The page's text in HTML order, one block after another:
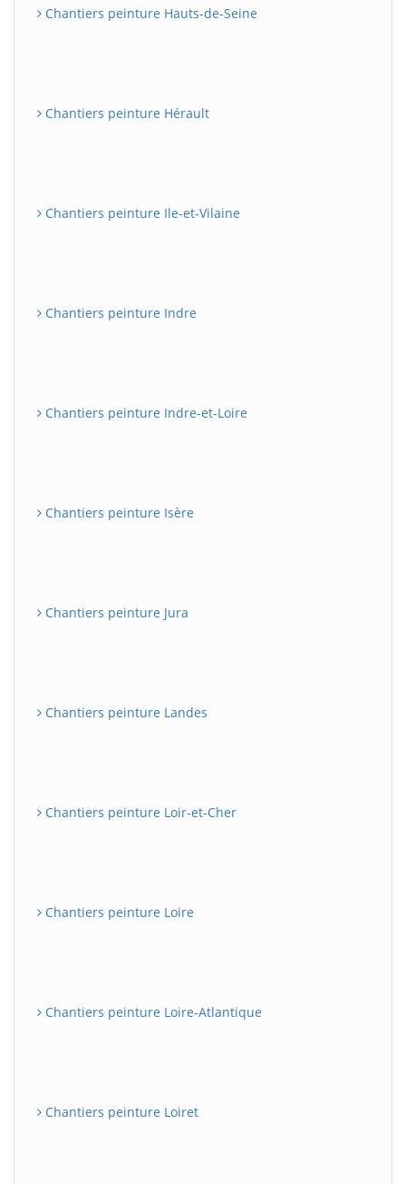
Chantiers peinture Hauts-de-Seine
Chantiers peinture Hérault
Chantiers peinture Ile-et-Vilaine
Chantiers peinture Indre
Chantiers peinture Indre-et-Loire
Chantiers peinture Isère
Chantiers peinture Jura
Chantiers peinture Landes
Chantiers peinture Loir-et-Cher
Chantiers peinture Loire
Chantiers peinture Loire-Atlantique
Chantiers peinture Loiret